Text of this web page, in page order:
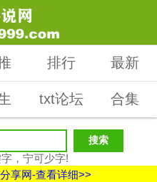
排行 最新
txt论坛 合集
，宁可少字!
享网-查看详细>>